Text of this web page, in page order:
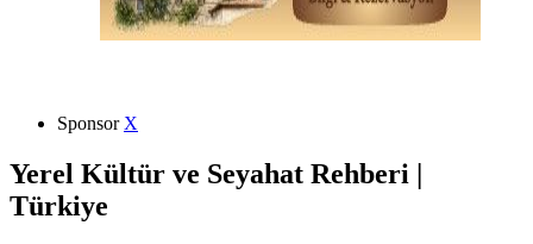
Sponsor X
Yerel Kültür ve Seyahat Rehberi |
Türkiye